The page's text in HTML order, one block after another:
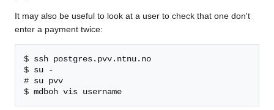
It may also be useful to look at a user to check that one don't
enter a payment twice:
$ ssh postgres.pvv.ntnu.no
$ su -
# su pvv